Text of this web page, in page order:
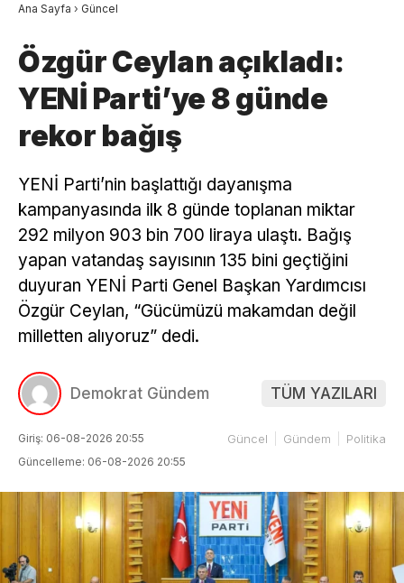
Ana Sayfa › Güncel
Özgür Ceylan açıkladı:
YENİ Parti’ye 8 günde
rekor bağış
YENİ Parti’nin başlattığı dayanışma
kampanyasında ilk 8 günde toplanan miktar
292 milyon 903 bin 700 liraya ulaştı. Bağış
yapan vatandaş sayısının 135 bini geçtiğini
duyuran YENİ Parti Genel Başkan Yardımcısı
Özgür Ceylan, “Gücümüzü makamdan değil
milletten alıyoruz” dedi.
Demokrat Gündem TÜM YAZILARI
Giriş: 06-08-2026 20:55
Güncelleme: 06-08-2026 20:55
Güncel Gündem Politika